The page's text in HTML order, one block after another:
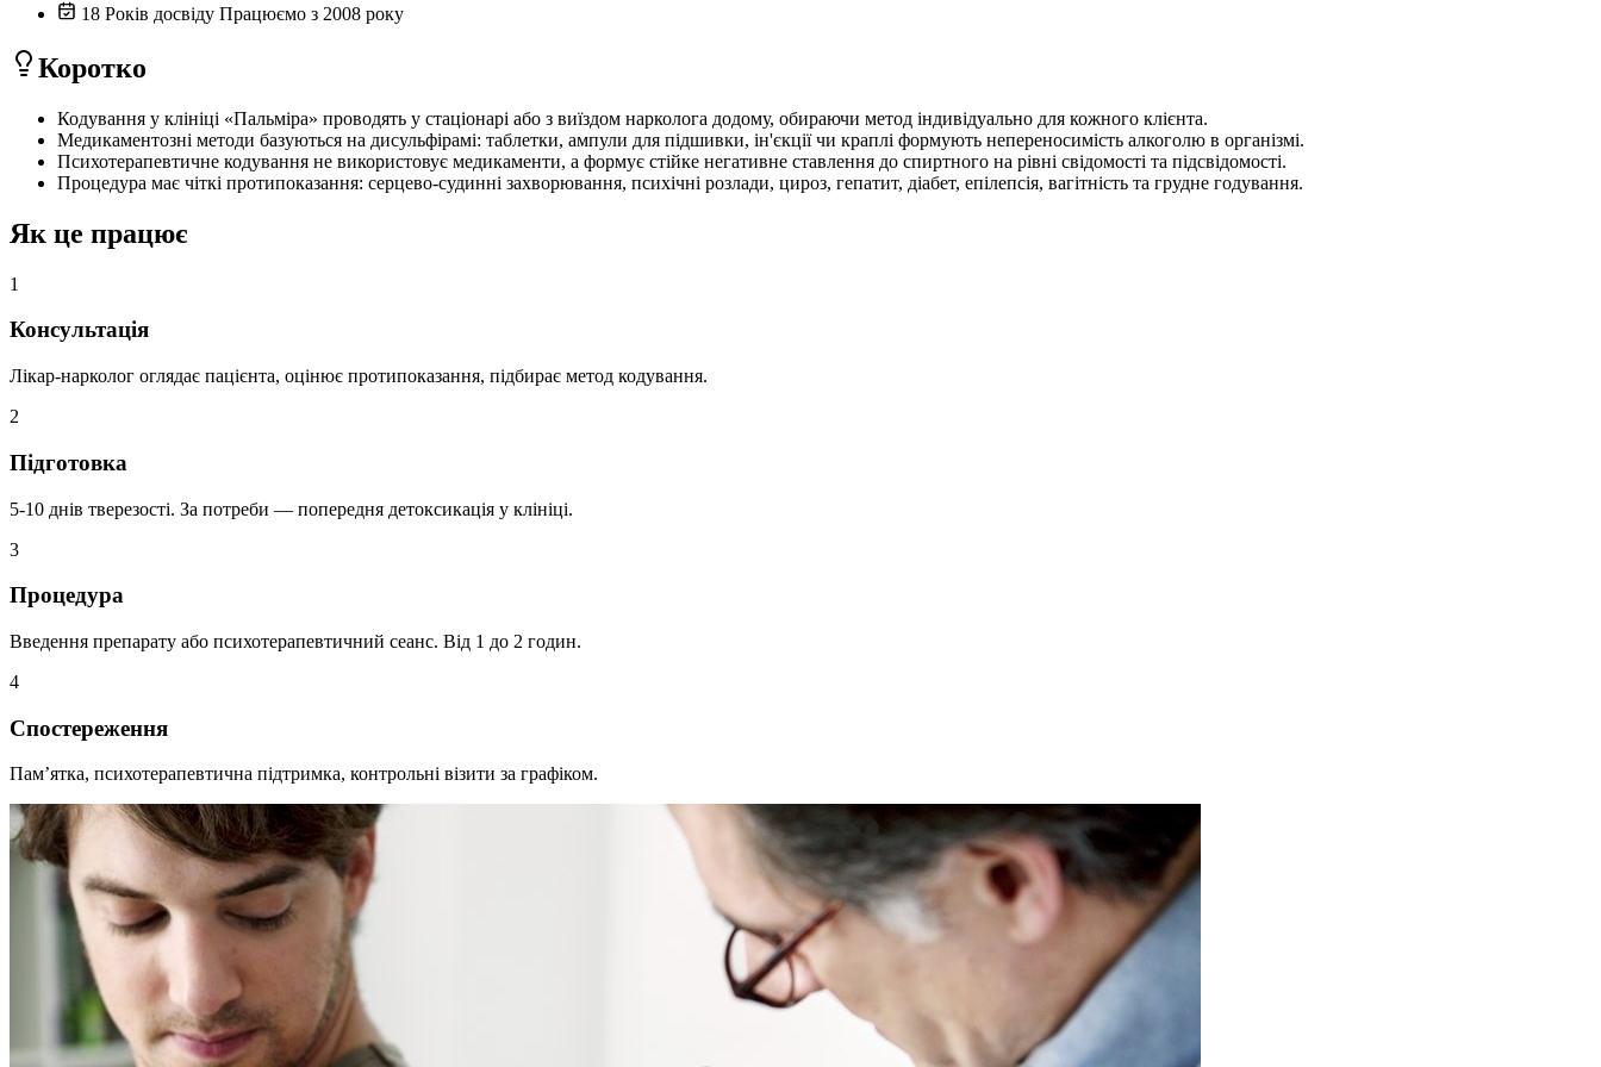
18 Років досвіду Працюємо з 2008 року
Коротко
Кодування у клініці «Пальміра» проводять у стаціонарі або з виїздом нарколога додому, обираючи метод індивідуально для кожного клієнта.
Медикаментозні методи базуються на дисульфірамі: таблетки, ампули для підшивки, ін'єкції чи краплі формують непереносимість алкоголю в організмі.
Психотерапевтичне кодування не використовує медикаменти, а формує стійке негативне ставлення до спиртного на рівні свідомості та підсвідомості.
Процедура має чіткі протипоказання: серцево-судинні захворювання, психічні розлади, цироз, гепатит, діабет, епілепсія, вагітність та грудне годування.
Як це працює
1
Консультація
Лікар-нарколог оглядає пацієнта, оцінює протипоказання, підбирає метод кодування.
2
Підготовка
5-10 днів тверезості. За потреби — попередня детоксикація у клініці.
3
Процедура
Введення препарату або психотерапевтичний сеанс. Від 1 до 2 годин.
4
Спостереження
Памʼятка, психотерапевтична підтримка, контрольні візити за графіком.